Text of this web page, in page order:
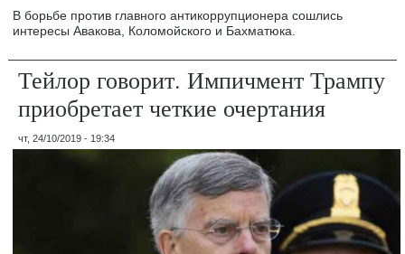
В борьбе против главного антикоррупционера сошлись
интересы Авакова, Коломойского и Бахматюка.
Тейлор говорит. Импичмент Трампу
приобретает четкие очертания
чт, 24/10/2019 - 19:34